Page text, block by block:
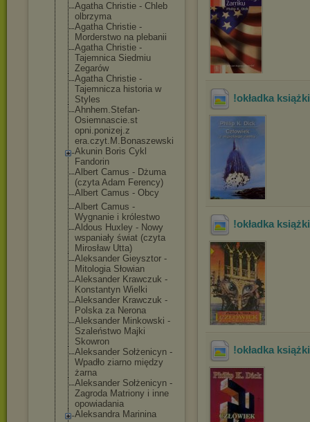
Agatha Christie - Chleb
olbrzyma
Agatha Christie -
Morderstwo na plebanii
Agatha Christie -
Tajemnica Siedmiu
Zegarów
Agatha Christie -
Tajemnicza historia w
Styles
Ahnhem.Stefan-
Osiemnascie.st
opni.ponizej.z
era.czyt.M.Bonaszewski
Akunin Boris Cykl
Fandorin
Albert Camus - Dżuma
(czyta Adam Ferency)
Albert Camus - Obcy
Albert Camus -
Wygnanie i królestwo
Aldous Huxley - Nowy
wspaniały świat (czyta
Mirosław Utta)
Aleksander Gieysztor -
Mitologia Słowian
Aleksander Krawczuk -
Konstantyn Wielki
Aleksander Krawczuk -
Polska za Nerona
Aleksander Minkowski -
Szaleństwo Majki
Skowron
Aleksander Sołżenicyn -
Wpadło ziarno między
żarna
Aleksander Sołżenicyn -
Zagroda Matriony i inne
opowiadania
Aleksandra Marinina
!okładka
!okładka
!okładka